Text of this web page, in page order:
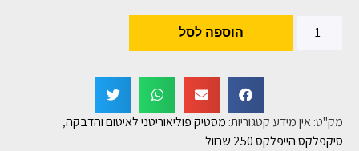
הוספה לסל
מק"ט: אין מידע קטגוריות: מסטיק פוליאוריטני לאיטום והדבקה,
סיקפלקס הייפלקס 250 שרוול